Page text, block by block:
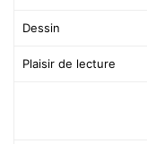
Dessin
Plaisir de lecture